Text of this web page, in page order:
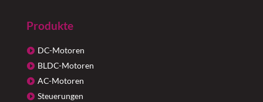
Produkte
DC-Motoren
BLDC-Motoren
AC-Motoren
Steuerungen